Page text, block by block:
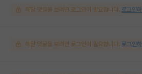
해당 댓글을 보려면 로그인이 필요합니다. 로그인하
해당 댓글을 보려면 로그인이 필요합니다. 로그인하